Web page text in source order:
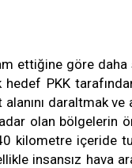
ettiğine göre
PKK
daraltmak
olan bölgelerin
kilometre içeride
insansız hava